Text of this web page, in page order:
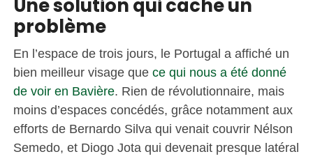
Une solutionquicache un
problème
En l’espace de trois jours, le Portugal a affiché un
bien meilleur visage que ce qui nous a été donné
de voir en Bavière. Rien de révolutionnaire, mais
moins d’espaces concédés, grâce notamment aux
efforts de Bernardo Silva qui venait couvrir Nélson
Semedo, et Diogo Jota qui devenait presque latéral